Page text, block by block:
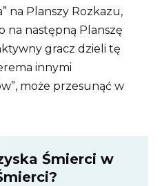
na Planszy Rozkazu,
na następną Planszę
gracz dzieli tę
innymi
może przesunąć w
Śmierci w